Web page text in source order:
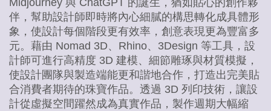
伴，幫助設計師即時將內心細膩的構思轉化成具體形
象，使設計每個階段更有效率，創意表現更為豐富多
元。藉由 Nomad 3D、Rhino、3Design 等工具，設
計師可進行高精度 3D 建模、細節雕琢與材質模擬，
使設計團隊與製造端能更和諧地合作，打造出完美貼
合消費者期待的珠寶作品。透過 3D 列印技術，讓設
計從虛擬空間躍然成為真實作品，製作週期大幅縮